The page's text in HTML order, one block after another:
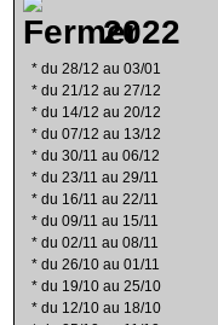
2022
* du 28/12 au 03/01
* du 21/12 au 27/12
* du 14/12 au 20/12
* du 07/12 au 13/12
* du 30/11 au 06/12
* du 23/11 au 29/11
* du 16/11 au 22/11
* du 09/11 au 15/11
* du 02/11 au 08/11
* du 26/10 au 01/11
* du 19/10 au 25/10
* du 12/10 au 18/10